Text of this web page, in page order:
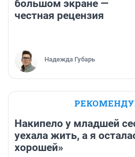
большом экране —
честная рецензия
Надежда Губарь
Накипело у младшей
уехала жить, а я
хорошей»